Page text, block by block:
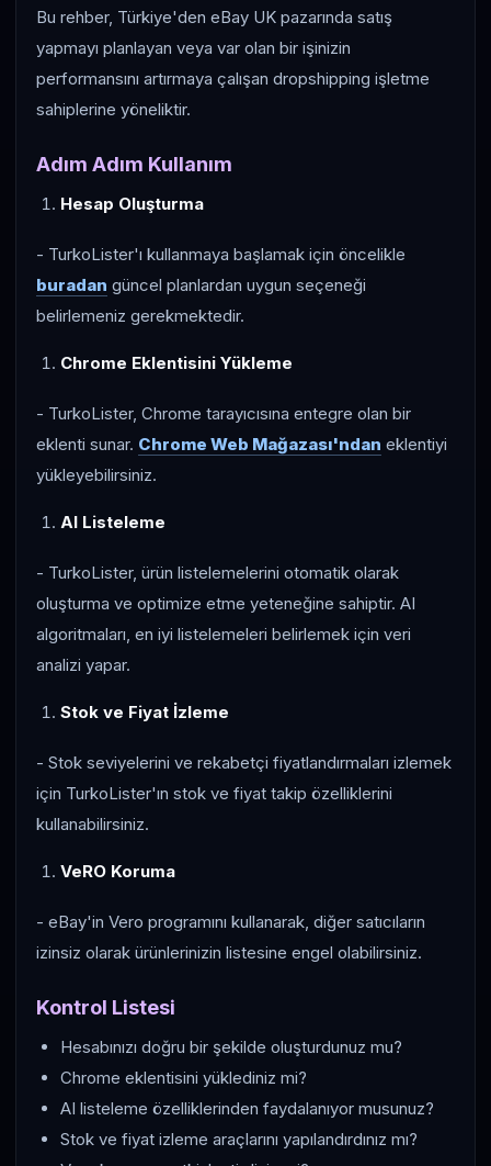
Bu rehber, Türkiye'den eBay UK pazarında satış
yapmayı planlayan veya var olan bir işinizin
performansını artırmaya çalışan dropshipping işletme
sahiplerine yöneliktir.
Adım Adım Kullanım
Hesap Oluşturma
- TurkoLister'ı kullanmaya başlamak için öncelikle
buradan güncel planlardan uygun seçeneği
belirlemeniz gerekmektedir.
Chrome Eklentisini Yükleme
- TurkoLister, Chrome tarayıcısına entegre olan bir
eklenti sunar. Chrome Web Mağazası'ndan eklentiyi
yükleyebilirsiniz.
AI Listeleme
- TurkoLister, ürün listelemelerini otomatik olarak
oluşturma ve optimize etme yeteneğine sahiptir. AI
algoritmaları, en iyi listelemeleri belirlemek için veri
analizi yapar.
Stok ve Fiyat İzleme
- Stok seviyelerini ve rekabetçi fiyatlandırmaları izlemek
için TurkoLister'ın stok ve fiyat takip özelliklerini
kullanabilirsiniz.
VeRO Koruma
- eBay'in Vero programını kullanarak, diğer satıcıların
izinsiz olarak ürünlerinizin listesine engel olabilirsiniz.
Kontrol Listesi
Hesabınızı doğru bir şekilde oluşturdunuz mu?
Chrome eklentisini yüklediniz mi?
AI listeleme özelliklerinden faydalanıyor musunuz?
Stok ve fiyat izleme araçlarını yapılandırdınız mı?